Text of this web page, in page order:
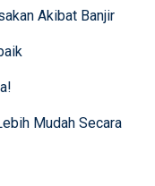
Akibat Banjir
Mudah Secara